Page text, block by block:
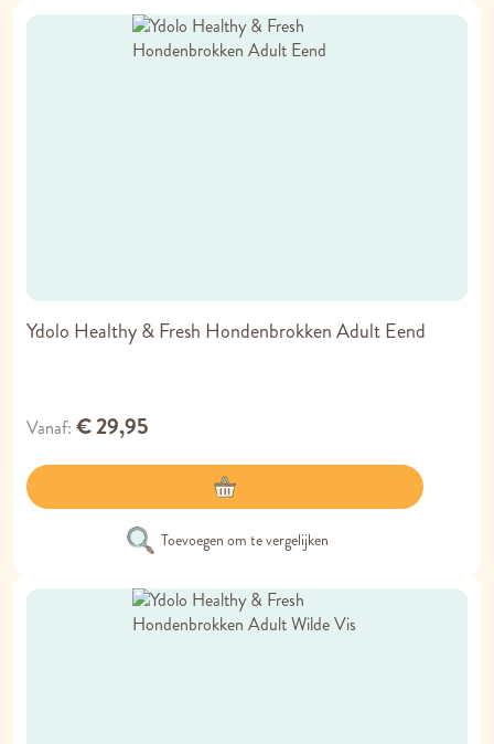
Ydolo Healthy & Fresh Hondenbrokken Adult Eend
Vanaf € 29,95
Toevoegen om te vergelijken